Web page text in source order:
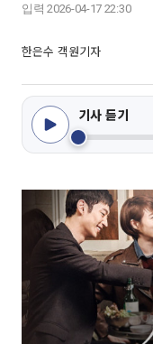
입력 2026-04-17 22:30
한은수 객원기자
기사 듣기